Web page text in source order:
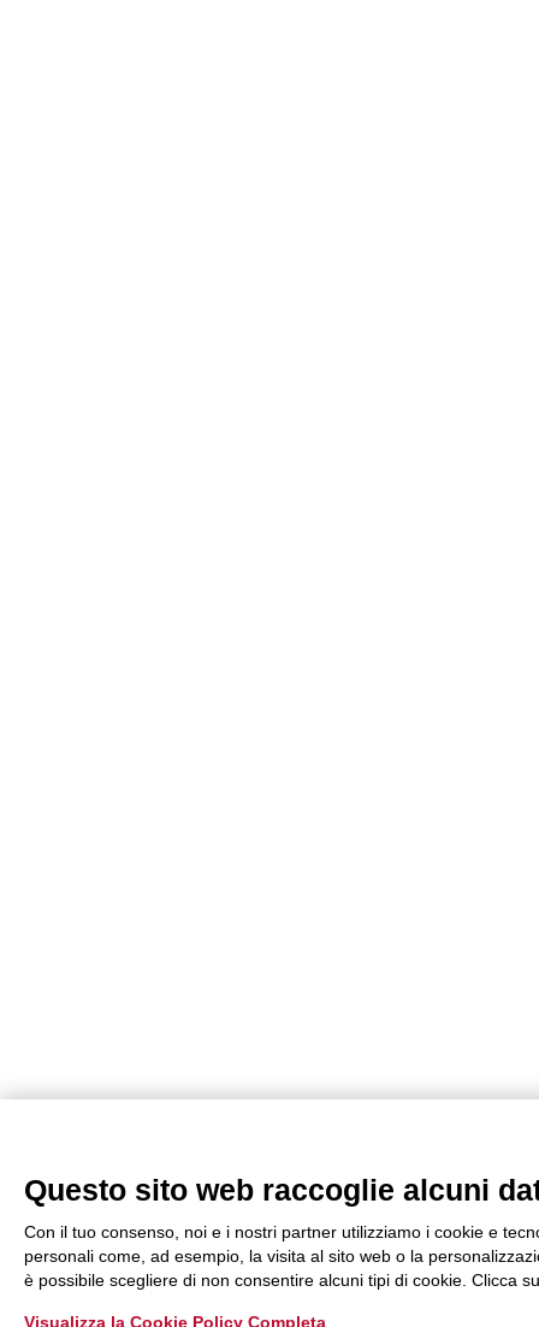
Questo sito web raccoglie alcuni
Con il tuo consenso, noi e i nostri partner utilizziamo i cookie e
personali come, ad esempio, la visita al sito web o la
è possibile scegliere di non consentire alcuni tipi di cookie. Clicca
Visualizza la Cookie Policy Completa